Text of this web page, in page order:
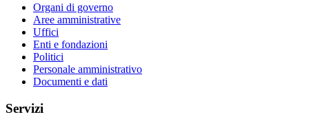
Organi di governo
Aree amministrative
Uffici
Enti e fondazioni
Politici
Personale amministrativo
Documenti e dati
Servizi